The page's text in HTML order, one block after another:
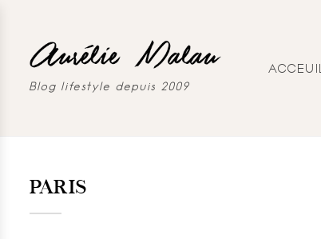
Blog lifestyle depuis 2009
ACCEUIL
PARIS